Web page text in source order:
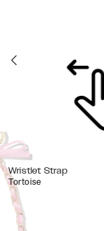
Wristlet Strap
Tortoise